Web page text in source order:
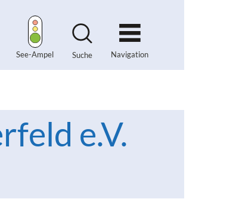
See-Ampel Suche Navigation
e.V.